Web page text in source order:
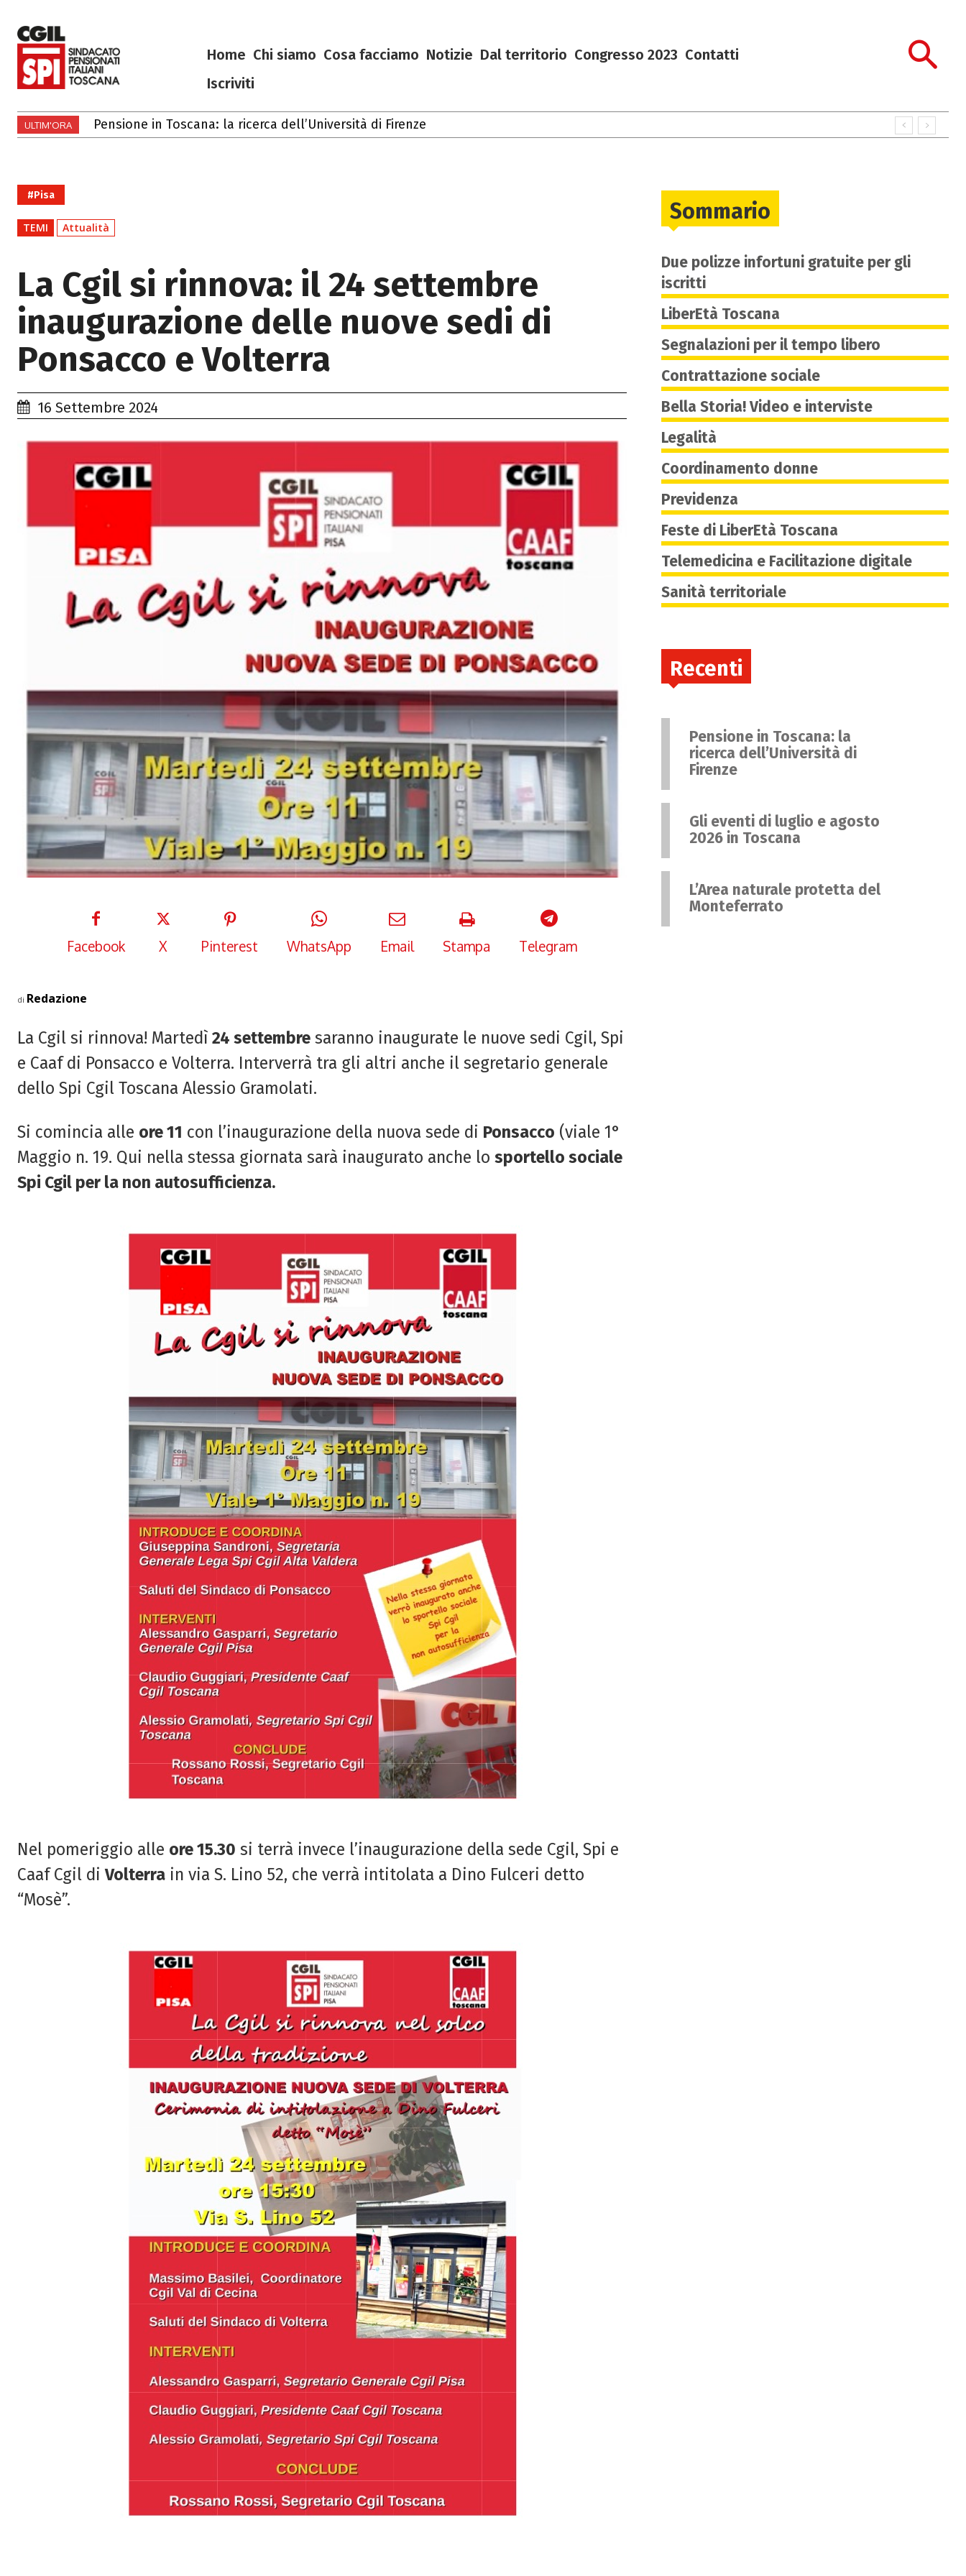
Home Chi siamo Cosa facciamo Notizie Dal territorio Congresso 2023 Contatti
Iscriviti
ULTIM'ORA Gli eventi di luglio e agosto 2026 in Toscana
#Pisa
TEMI Attualità
La Cgil si rinnova: il 24 settembre
inaugurazione delle nuove sedi di
Ponsacco e Volterra
16 Settembre 2024
Facebook X Pinterest WhatsApp Email Stampa Telegram
di Redazione
La Cgil si rinnova! Martedì 24 settembre saranno inaugurate le nuove sedi Cgil, Spi
e Caaf di Ponsacco e Volterra. Interverrà tra gli altri anche il segretario generale
dello Spi Cgil Toscana Alessio Gramolati.
Si comincia alle ore 11 con l’inaugurazione della nuova sede di Ponsacco (viale 1°
Maggio n. 19. Qui nella stessa giornata sarà inaugurato anche lo sportello sociale
Spi Cgil per la non autosufficienza.
Nel pomeriggio alle ore 15.30 si terrà invece l’inaugurazione della sede Cgil, Spi e
Caaf Cgil diVolterra in via S. Lino 52, che verrà intitolata a Dino Fulceri detto
“Mosè”.
Sommario
Due polizze infortuni gratuite per gli
iscritti
LiberEtà Toscana
Segnalazioni per il tempo libero
Contrattazione sociale
Bella Storia! Video e interviste
Legalità
Coordinamento donne
Previdenza
Feste di LiberEtà Toscana
Telemedicina e Facilitazione digitale
Sanità territoriale
Recenti
Pensione in Toscana: la
ricerca dell’Università di
Firenze
Gli eventi di luglio e agosto
2026 in Toscana
L’Area naturale protetta del
Monteferrato